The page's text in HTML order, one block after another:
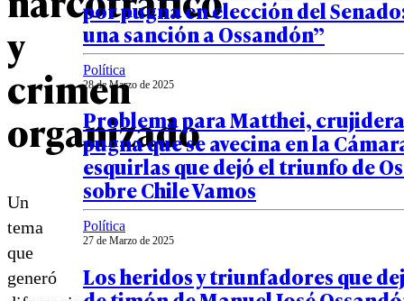
y
crimen
organizado
Un
tema
que
generó
por pugna en elección del
una sanción a Ossandón”
Política
28 de Marzo de 2025
Problema para Matthei, crujidera
pugna que se avecina en la
esquirlas que dejó el triunfo de
sobre Chile Vamos
Política
27 de Marzo de 2025
Los heridos y triunfadores que